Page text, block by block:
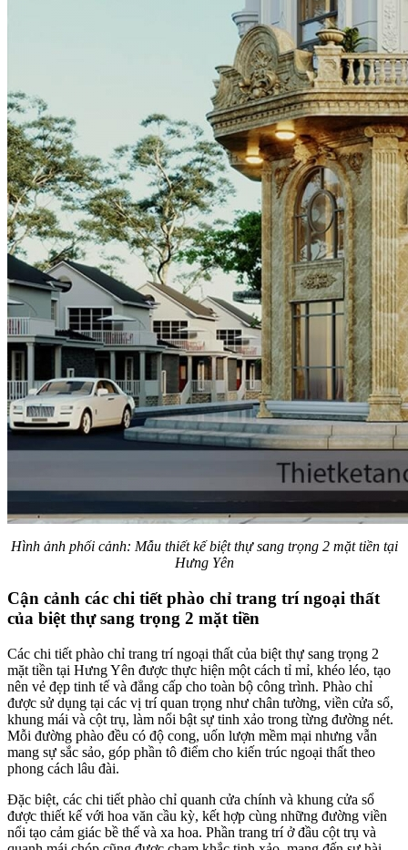
Hình ảnh phối cảnh: Mẫu thiết kế biệt thự sang trọng 2 mặt tiền tại
Hưng Yên
Cận cảnh các chi tiết phào chỉ trang trí ngoại thất
của biệt thự sang trọng 2 mặt tiền
Các chi tiết phào chỉ trang trí ngoại thất của biệt thự sang trọng 2
mặt tiền tại Hưng Yên được thực hiện một cách tỉ mỉ, khéo léo, tạo
nên vẻ đẹp tinh tế và đẳng cấp cho toàn bộ công trình. Phào chỉ
được sử dụng tại các vị trí quan trọng như chân tường, viền cửa sổ,
khung mái và cột trụ, làm nổi bật sự tinh xảo trong từng đường nét.
Mỗi đường phào đều có độ cong, uốn lượn mềm mại nhưng vẫn
mang sự sắc sảo, góp phần tô điểm cho kiến trúc ngoại thất theo
phong cách lâu đài.
Đặc biệt, các chi tiết phào chỉ quanh cửa chính và khung cửa sổ
được thiết kế với hoa văn cầu kỳ, kết hợp cùng những đường viền
nổi tạo cảm giác bề thế và xa hoa. Phần trang trí ở đầu cột trụ và